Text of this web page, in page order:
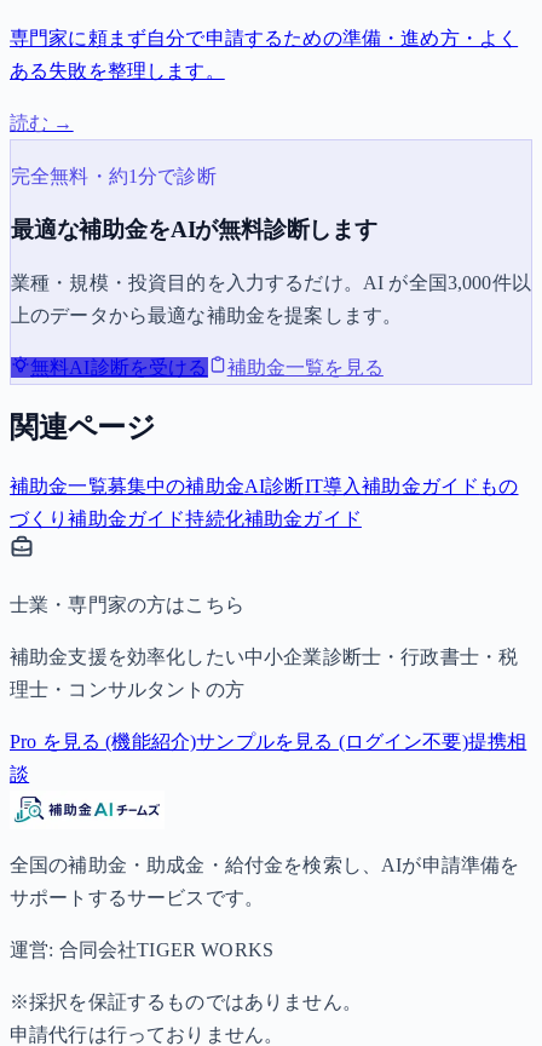
専門家に頼まず自分で申請するための準備・進め方・よく
ある失敗を整理します。
読む →
完全無料・約1分で診断
最適な補助金をAIが無料診断します
業種・規模・投資目的を入力するだけ。AI が全国3,000件以
上のデータから最適な補助金を提案します。
無料AI診断を受ける 補助金一覧を見る
関連ページ
補助金一覧募集中の補助金AI診断IT導入補助金ガイド もの
づくり補助金ガイド持続化補助金ガイド
士業・専門家の方はこちら
補助金支援を効率化したい中小企業診断士・行政書士・税
理士・コンサルタントの方
Pro を見る (機能紹介)サンプルを見る (ログイン不要)提携相
談
全国の補助金・助成金・給付金を検索し、AIが申請準備を
サポートするサービスです。
運営: 合同会社TIGER WORKS
※採択を保証するものではありません。
申請代行は行っておりません。